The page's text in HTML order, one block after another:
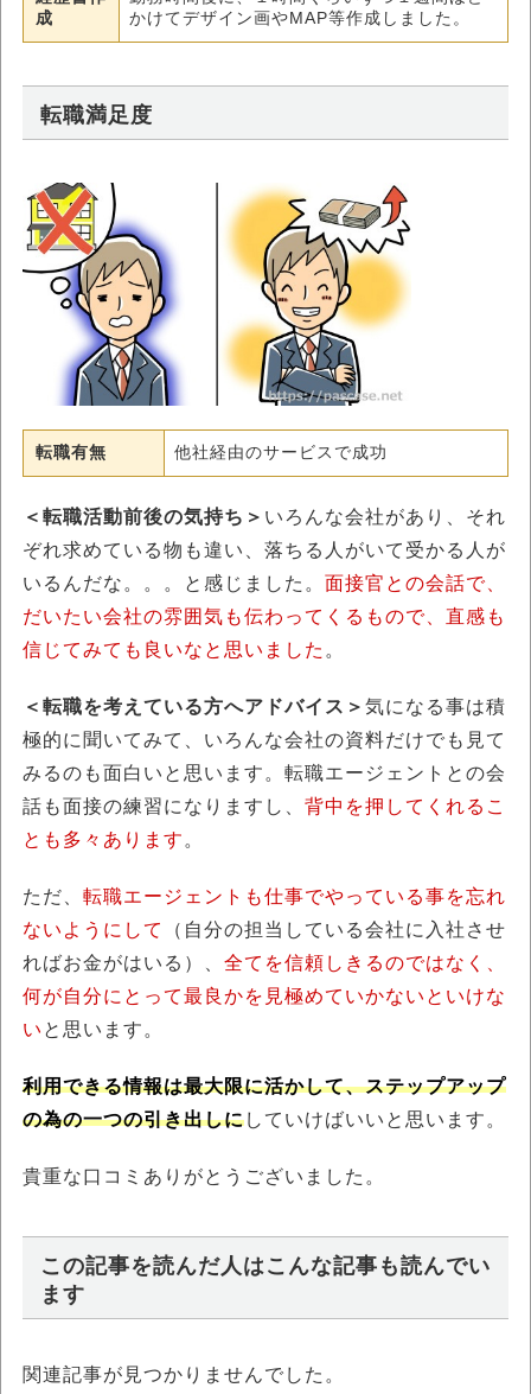
成
かけてデザイン画やMAP等作成しました。
転職満足度
転職有無 他社経由のサービスで成功
＜転職活動前後の気持ち＞ いろんな会社があり、それ
ぞれ求めている物も違い、落ちる人がいて受かる人が
いるんだな。。。と感じました。 面接官との会話で、
だいたい会社の雰囲気も伝わってくるもので、直感も
信じてみても良いなと思いました 。
＜転職を考えている方へアドバイス＞ 気になる事は積
極的に聞いてみて、いろんな会社の資料だけでも見て
みるのも面白いと思います。転職エージェントとの会
話も面接の練習になりますし、 背中を押してくれるこ
とも多々あります 。
ただ、 転職エージェントも仕事でやっている事を忘れ
ないようにして
（自分の担当している会社に入社させ
ればお金がはいる）、 全てを信頼しきるのではなく、
何が自分にとって最良かを見極めていかないといけな
い と思います。
利用できる情報は最大限に活かして、ステップアップ
の為の一つの引き出しにしていけばいいと思います。
貴重な口コミありがとうございました。
この記事を読んだ人はこんな記事も読んでい
ます
関連記事が見つかりませんでした。